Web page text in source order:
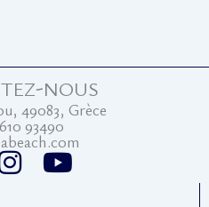
NOUS
49083, Grèce
93490
I Y